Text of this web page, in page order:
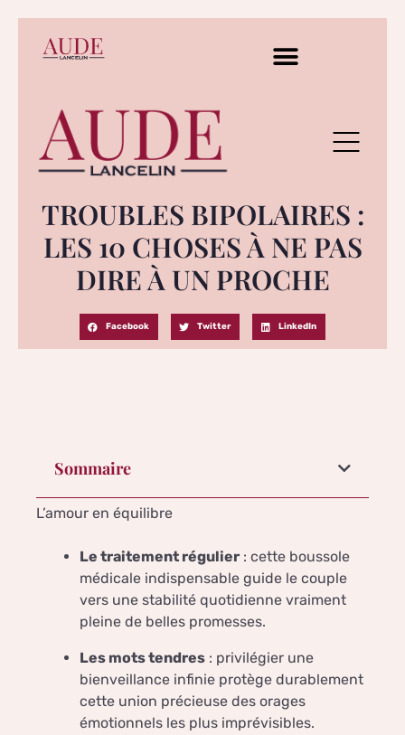
TROUBLES BIPOLAIRES :
LES 10 CHOSES À NE PAS
DIRE À UN PROCHE
Facebook Twitter LinkedIn
Sommaire
L’amour en équilibre
Le traitement régulier : cette boussole
médicale indispensable guide le couple
vers une stabilité quotidienne vraiment
pleine de belles promesses.
Les mots tendres : privilégier une
bienveillance infinie protège durablement
cette union précieuse des orages
émotionnels les plus imprévisibles.